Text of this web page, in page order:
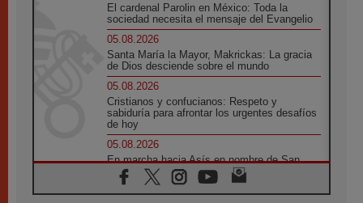
El cardenal Parolin en México: Toda la
sociedad necesita el mensaje del Evangelio
05.08.2026
Santa María la Mayor, Makrickas: La gracia
de Dios desciende sobre el mundo
05.08.2026
Cristianos y confucianos: Respeto y
sabiduría para afrontar los urgentes desafíos
de hoy
05.08.2026
En marcha hacia Asís en nombre de San
Francisco, a la espera de León
05.08.2026